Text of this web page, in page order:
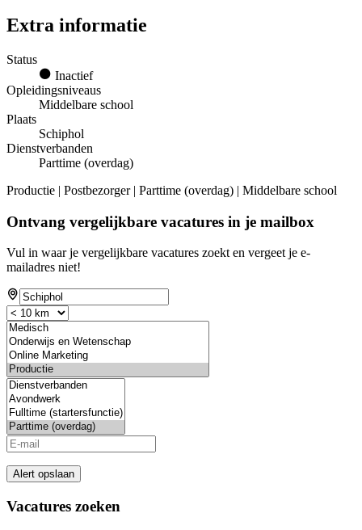
Extra informatie
Status
Inactief
Opleidingsniveaus
Middelbare school
Plaats
Schiphol
Dienstverbanden
Parttime (overdag)
Productie | Postbezorger | Parttime (overdag) | Middelbare school
Ontvang vergelijkbare vacatures in je mailbox
Vul in waar je vergelijkbare vacatures zoekt en vergeet je e-
mailadres niet!
Alert opslaan
Vacatures zoeken